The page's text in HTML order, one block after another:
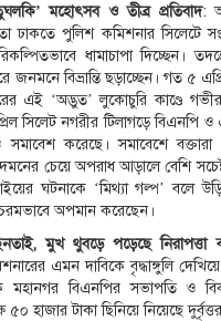
মহোৎসব ও তীব্র প্রতিবাদ:
ঢাকতে পুলিশ কমিশনার সিলেটে
ধামাচাপা দিচ্ছেন।
বিভ্রান্তি ছড়াচ্ছেন। গত ৫
এই ‘অদ্ভুত’ লুকোচুরি কাণ্ডে
সিলেট নগরীর টিলাগড়ে বিএনপি
সমাবেশ করেছে। সমাবেশে
চেয়ে অপরাধ আড়ালে বেশি
ঘটনাকে ‘মিথ্যা গল্প’ বলে
অপমান করেছেন।
মুখ থুবড়ে পড়েছে নিরাপত্তা
এমন দাবিকে বৃদ্ধাঙ্গুলি
মহানগর বিএনপির সভাপতি ও
হাজার টাকা ছিনিয়ে নিয়েছে